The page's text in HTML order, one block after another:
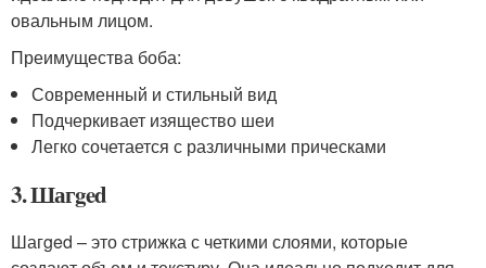
овальным лицом.
Преимущества боба:
Современный и стильный вид
Подчеркивает изящество шеи
Легко сочетается с различными прическами
3. Шагged
Шагged – это стрижка с четкими слоями, которые